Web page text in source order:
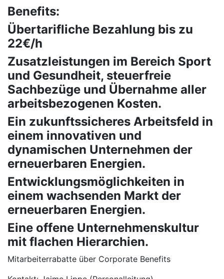
Benefits:
Übertarifliche Bezahlung bis zu
22€/h
Zusatzleistungen im Bereich Sport
und Gesundheit, steuerfreie
Sachbezüge und Übernahme aller
arbeitsbezogenen Kosten.
Ein zukunftssicheres Arbeitsfeld in
einem innovativen und
dynamischen Unternehmen der
erneuerbaren Energien.
Entwicklungsmöglichkeiten in
einem wachsenden Markt der
erneuerbaren Energien.
Eine offene Unternehmenskultur
mit flachen Hierarchien.
Mitarbeiterrabatte über Corporate Benefits